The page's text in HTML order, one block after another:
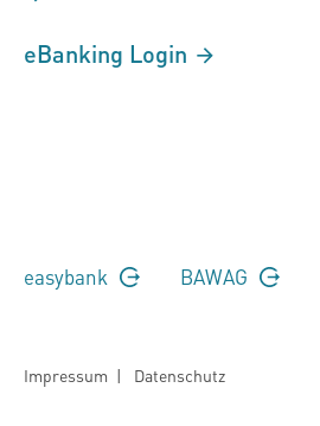
eBanking Login
easybank BAWAG
Impressum | Datenschutz